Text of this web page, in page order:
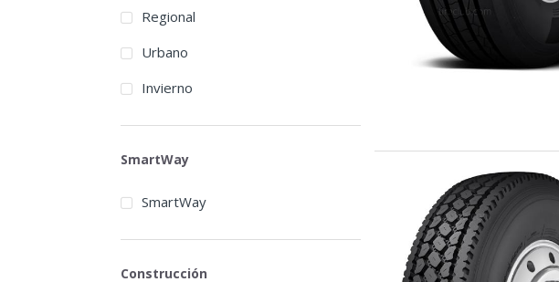
Fesite
Firestone
Fortune
Frideric
Gasvido
General
Gladiator
Regional
Urbano
Invierno
SmartWay
SmartWay
Construcción